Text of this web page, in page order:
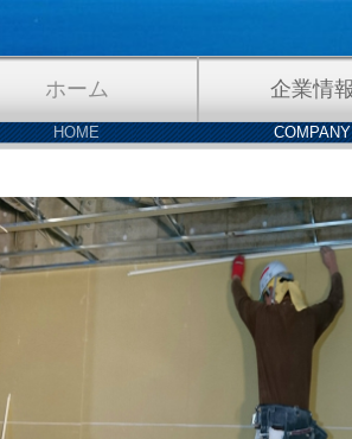
ホーム
HOME
企業情報
COMPANY